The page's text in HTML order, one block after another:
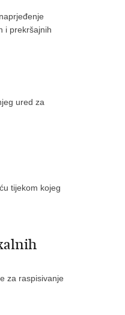
i prekršajnih
ured za
tijekom kojeg
za raspisivanje